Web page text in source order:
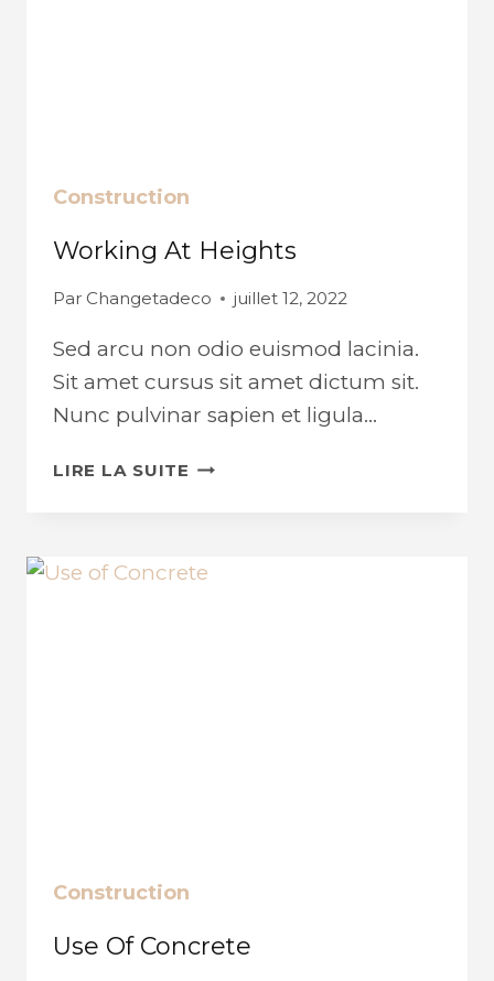
Construction
Working At Heights
Par Changetadeco juillet 12, 2022
Sed arcu non odio euismod lacinia.
Sit amet cursus sit amet dictum sit.
Nunc pulvinar sapien et ligula…
LIRE LA SUITE WORKING
Construction
Use Of Concrete